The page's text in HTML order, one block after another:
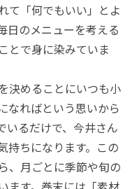
て「何でもいい」とよ
日のメニューを考える
とで身に染みていま
決めることにいつも小
なればという思いから
いるだけで、今井さん
持ちになります。この
、月ごとに季節や旬の